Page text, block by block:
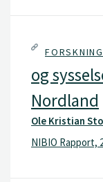
og
Nordland
Ole Kristian
NIBIO Rapport,